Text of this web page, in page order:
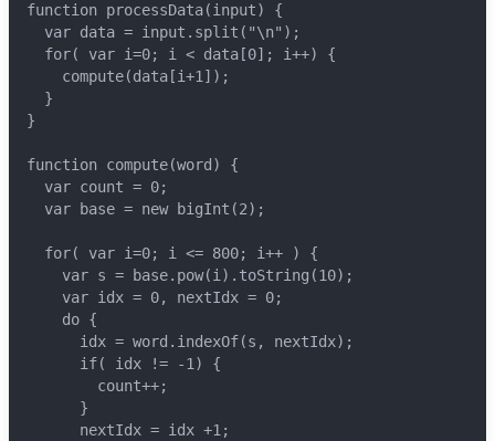
function processData(input) {
  var data = input.split("\n");
  for( var i=0; i < data[0]; i++) {
    compute(data[i+1]);
  }
}
function compute(word) {
  var count = 0;
  var base = new bigInt(2);
  for( var i=0; i <= 800; i++ ) {
    var s = base.pow(i).toString(10);
    var idx = 0, nextIdx = 0;
    do {
      idx = word.indexOf(s, nextIdx);
      if( idx != -1) {
        count++;
      }
      nextIdx = idx +1;